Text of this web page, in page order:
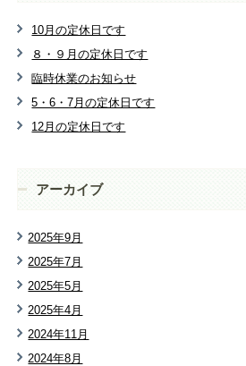
10月の定休日です
８・９月の定休日です
臨時休業のお知らせ
5・6・7月の定休日です
12月の定休日です
アーカイブ
2025年9月
2025年7月
2025年5月
2025年4月
2024年11月
2024年8月